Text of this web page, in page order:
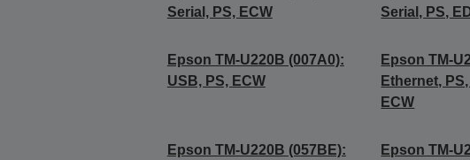
Serial, PS, ECW
Serial, PS,
Epson TM-U220B (007A0):
USB, PS, ECW
Epson TM-
Ethernet,
ECW
Epson TM-U220B (057BE):
Epson TM-